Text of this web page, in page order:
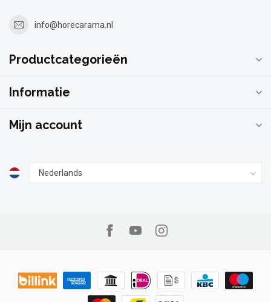
info@horecarama.nl
Productcategorieën
Informatie
Mijn account